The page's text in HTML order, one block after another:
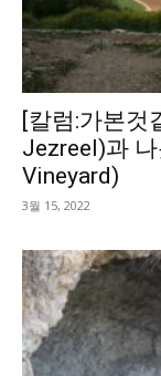
[칼럼:가본것
Jezreel)과
Vineyard)
3월 15, 2022